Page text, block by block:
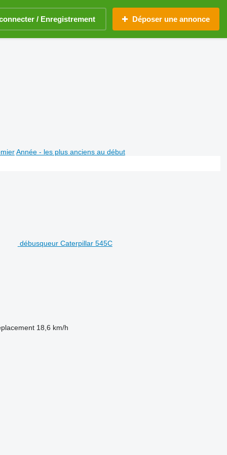
/ Enregistrement Déposer une annonce
Année - les plus anciens au début
débusqueur Caterpillar 545C
18,6 km/h